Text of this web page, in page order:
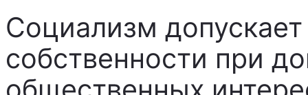
Социализм
собственности при